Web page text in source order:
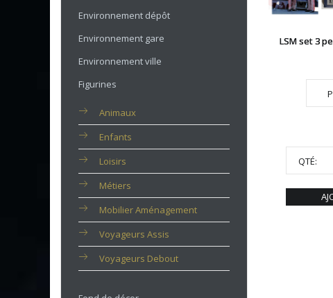
Environnement dépôt
Environnement gare
Environnement ville
Figurines
Animaux
Enfants
Loisirs
Métiers
Mobilier Aménagement
Voyageurs Assis
Voyageurs Debout
LSM set 3
QTÉ: